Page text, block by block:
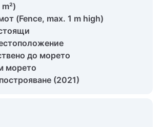
(Fence, max. 1 m high)
до морето
морето
(2021)